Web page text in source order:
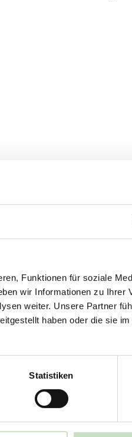
Funktionen für soziale
wir Informationen zu Ihrer
weiter. Unsere Partner
haben oder die sie
Statistiken
Bank verbunden, der